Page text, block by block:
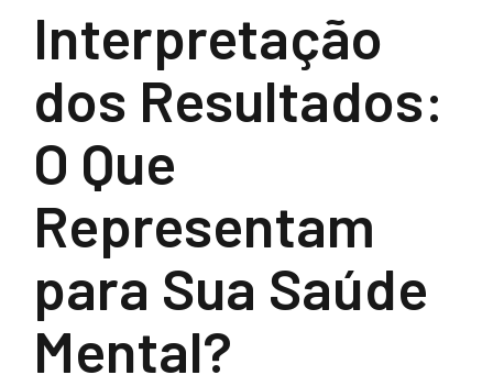
Interpretação
dos Resultados:
O Que
Representam
para Sua Saúde
Mental?